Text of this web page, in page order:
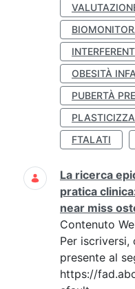
OBESITÀ
PUBERTÀ
FTALATI
La ricerca
pratica
near miss
Contenuto
Per iscriversi,
presente al
https://